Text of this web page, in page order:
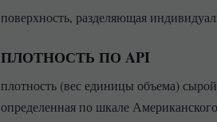
поверхность, разделяющая
ПЛОТНОСТЬ ПО API
плотность (вес единицы объема)
определенная по шкале